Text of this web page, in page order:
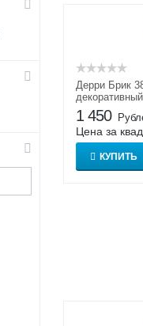
Дерри Брик
внутренней
1 450
Цена за
КУПИТЬ